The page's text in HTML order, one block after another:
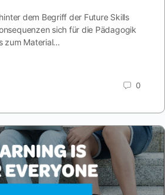
dem Begriff der Future Skills
sich für die Pädagogik
zum Material…
0